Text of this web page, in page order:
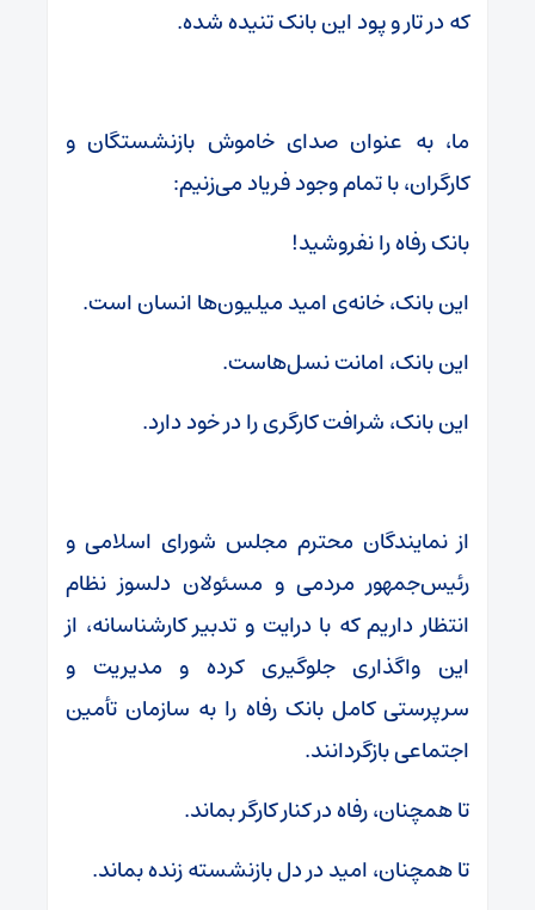
که در تار و پود این بانک تنیده شده.
ما، به عنوان صدای خاموش بازنشستگان و
کارگران، با تمام وجود فریاد می‌زنیم:
بانک رفاه را نفروشید!
این بانک، خانه‌ی امید میلیون‌ها انسان است.
این بانک، امانت نسل‌هاست.
این بانک، شرافت کارگری را در خود دارد.
از نمایندگان محترم مجلس شورای اسلامی و
رئیس‌جمهور مردمی و مسئولان دلسوز نظام
انتظار داریم که با درایت و تدبیر کارشناسانه، از
این واگذاری جلوگیری کرده و مدیریت و
سرپرستی کامل بانک رفاه را به سازمان تأمین
اجتماعی بازگردانند.
تا همچنان، رفاه در کنار کارگر بماند.
تا همچنان، امید در دل بازنشسته زنده بماند.